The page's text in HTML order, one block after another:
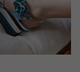
RAPIDE